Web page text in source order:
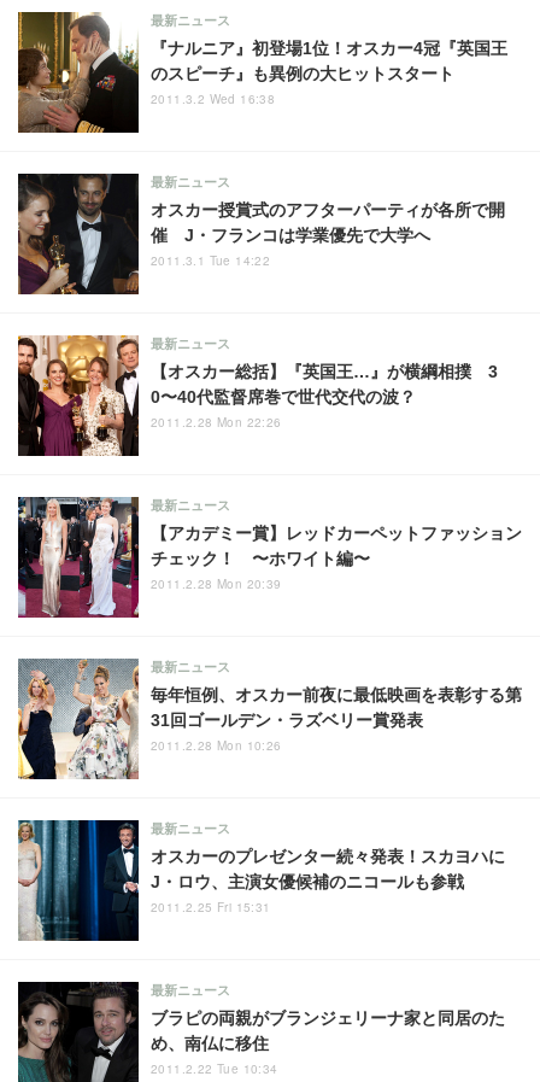
『ナルニア』初登場1位！オスカー4冠『英国王
のスピーチ』も異例の大ヒットスタート
最新ニュース
2011.3.2 Wed 16:38
オスカー授賞式のアフターパーティが各所で開
催 J・フランコは学業優先で大学へ
最新ニュース
2011.3.1 Tue 14:22
【オスカー総括】『英国王…』が横綱相撲 3
0〜40代監督席巻で世代交代の波？
最新ニュース
2011.2.28 Mon 22:26
【アカデミー賞】レッドカーペットファッション
チェック！ 〜ホワイト編〜
最新ニュース
2011.2.28 Mon 20:39
毎年恒例、オスカー前夜に最低映画を表彰する第
31回ゴールデン・ラズベリー賞発表
最新ニュース
2011.2.28 Mon 10:26
オスカーのプレゼンター続々発表！スカヨハに
J・ロウ、主演女優候補のニコールも参戦
最新ニュース
2011.2.25 Fri 15:31
ブラピの両親がブランジェリーナ家と同居のた
め、南仏に移住
最新ニュース
2011.2.22 Tue 10:34